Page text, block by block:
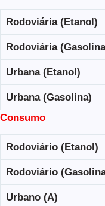
Rodoviária (Etanol)
Rodoviária
Urbana (Etanol)
Urbana (Gasolina)
Consumo
Rodoviário (Etanol)
Rodoviário
Urbano (A)